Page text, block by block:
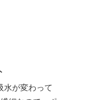
水が変わって